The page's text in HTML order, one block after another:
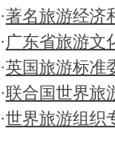
·著名旅游经济
·广东省旅游文
·英国旅游标准
·联合国世界旅
·世界旅游组织